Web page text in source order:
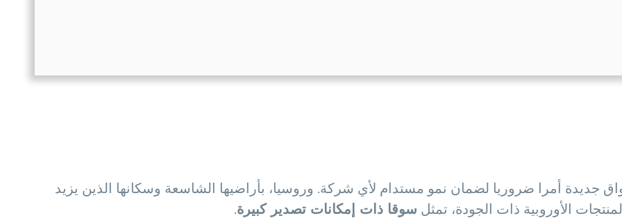
جديدة أمرا ضروريا لضمان نمو مستدام لأي شركة. وروسيا، بأراضيها الشاسعة وسكانها الذين يزيد
سوقا ذات إمكانات تصدير كبيرة.